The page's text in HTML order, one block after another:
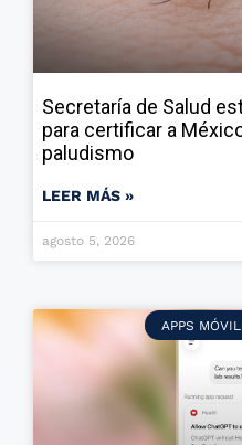
Secretaría de Salud
para certificar a
paludismo
LEER MÁS »
agosto 5, 2026
APPS